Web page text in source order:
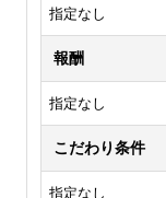
指定なし
報酬
指定なし
こだわり条件
指定なし